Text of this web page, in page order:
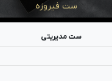
ست فیروزه
ست مدیریتی